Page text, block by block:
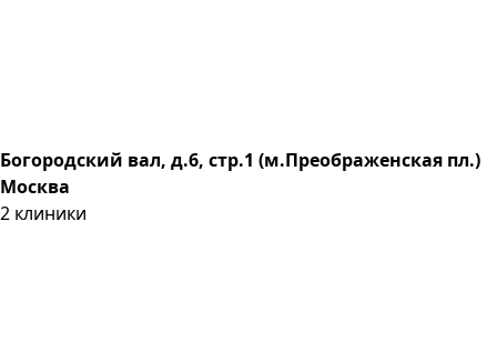
Богородский вал, д.6, стр.1 (м.Преображенская пл.)
Москва
2 клиники